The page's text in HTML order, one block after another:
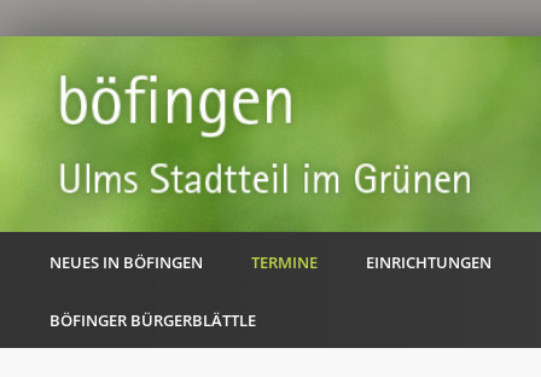
NEUES IN BÖFINGEN TERMINE EINRICHTUNGEN
BÖFINGER BÜRGERBLÄTTLE